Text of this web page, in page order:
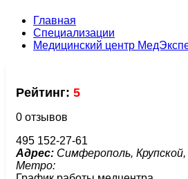
Главная
Специализации
Медицинский центр
Рейтинг: 5
0 отзывов
495 152-27-61
Адрес: Симферополь, Крупской,
Метро: